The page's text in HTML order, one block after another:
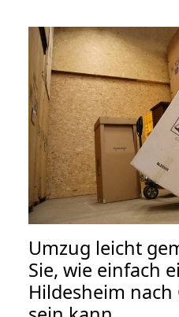
Umzug leicht
Sie, wie einfach
Hildesheim